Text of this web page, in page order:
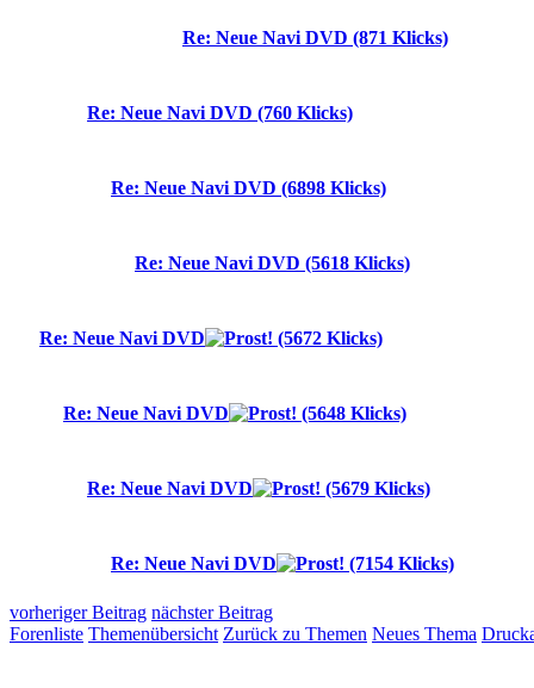
Re: Neue Navi DVD (871 Klicks)
Re: Neue Navi DVD (760 Klicks)
Re: Neue Navi DVD (6898 Klicks)
Re: Neue Navi DVD (5618 Klicks)
Re: Neue Navi DVD (5672 Klicks)
Re: Neue Navi DVD (5648 Klicks)
Re: Neue Navi DVD (5679 Klicks)
Re: Neue Navi DVD (7154 Klicks)
vorheriger Beitrag nächster Beitrag
Forenliste Themenübersicht Zurück zu Themen Neues Thema